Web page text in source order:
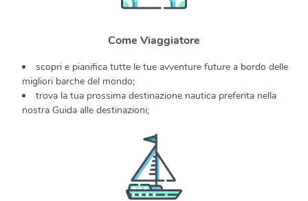
Come Viaggiatore
scopri e pianifica tutte le tue avventure future a bordo delle
migliori barche del mondo;
trova la tua prossima destinazione nautica preferita nella
nostra Guida alle destinazioni;